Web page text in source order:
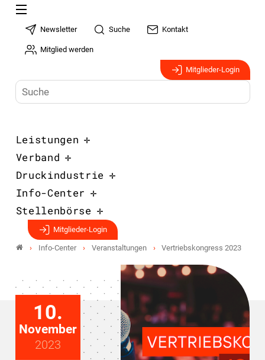
Newsletter Suche Kontakt
Mitglied werden
Mitglieder-Login
Leistungen
Verband
Druckindustrie
Info-Center
Stellenbörse
Mitglieder-Login
Info-Center Veranstaltungen Vertriebskongress 2023
10.
November
2023